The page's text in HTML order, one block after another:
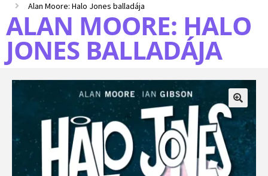
Alan Moore: Halo Jones balladája
ALAN MOORE: HALO
JONES BALLADÁJA